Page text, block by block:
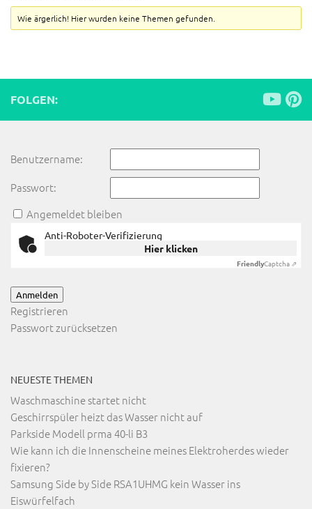
Wie ärgerlich! Hier wurden keine Themen gefunden.
FOLGEN:
Benutzername:
Passwort:
Angemeldet bleiben
Anti-Roboter-Verifizierung
Hier klicken
FriendlyCaptcha ⇗
Anmelden
Registrieren
Passwort zurücksetzen
NEUESTE THEMEN
Waschmaschine startet nicht
Geschirrspüler heizt das Wasser nicht auf
Parkside Modell prma 40-li B3
Wie kann ich die Innenscheine meines Elektroherdes wieder
fixieren?
Samsung Side by Side RSA1UHMG kein Wasser ins
Eiswürfelfach